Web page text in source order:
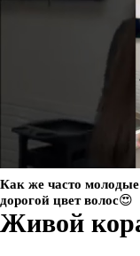
Как же часто
дорогой цвет волос😍
Живой